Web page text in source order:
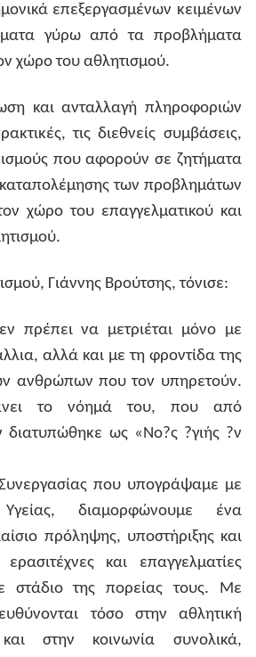
επεξεργασμένων κειμένων
γύρω από τα προβλήματα
χώρο του αθλητισμού.
και ανταλλαγή πληροφοριών
τις διεθνείς συμβάσεις,
που αφορούν σε ζητήματα
των προβλημάτων
χώρο του επαγγελματικού και
Γιάννης Βρούτσης, τόνισε:
πρέπει να μετριέται μόνο με
αλλά και με τη φροντίδα της
ανθρώπων που τον υπηρετούν.
το νόημά του, που από
διατυπώθηκε ως «Νο?ς ?γιής ?ν
που υπογράψαμε με
διαμορφώνουμε ένα
πρόληψης, υποστήριξης και
και επαγγελματίες
στάδιο της πορείας τους. Με
τόσο στην αθλητική
στην κοινωνία συνολικά,